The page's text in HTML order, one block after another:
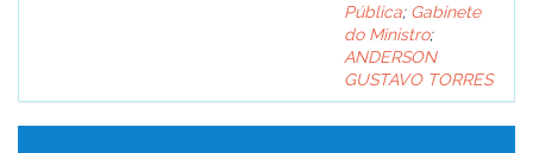
Pública; Gabinete
do Ministro;
ANDERSON
GUSTAVO TORRES